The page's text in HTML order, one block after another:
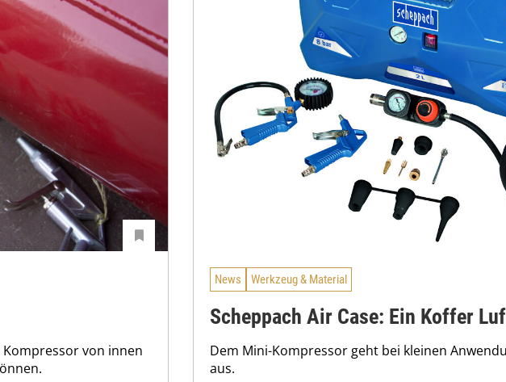
von innen
News Werkzeug & Material
Scheppach Air Case: Ein Koffer
Dem Mini-Kompressor geht bei kleinen
aus.